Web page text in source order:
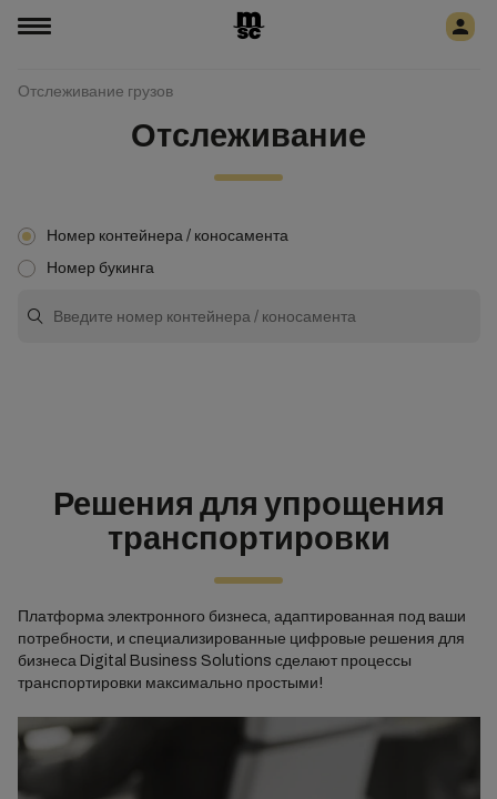
Отслеживание грузов
Отслеживание
Номер контейнера / коносамента
Номер букинга
Решения для упрощения
транспортировки
Платформа электронного бизнеса, адаптированная под ваши
потребности, и специализированные цифровые решения для
бизнеса Digital Business Solutions сделают процессы
транспортировки максимально простыми!